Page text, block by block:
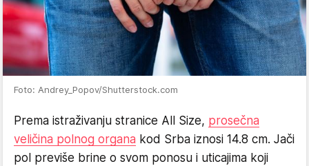
Foto: Andrey_Popov/Shutterstock.com
Prema istraživanju stranice All Size, prosečna
veličina polnog organa kod Srba iznosi 14.8 cm. Jači
pol previše brine o svom ponosu i uticajima koji